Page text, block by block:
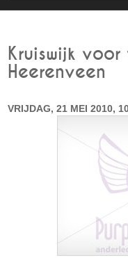
Kruiswijk
Heerenveen
VRIJDAG, 21 MEI 2010,